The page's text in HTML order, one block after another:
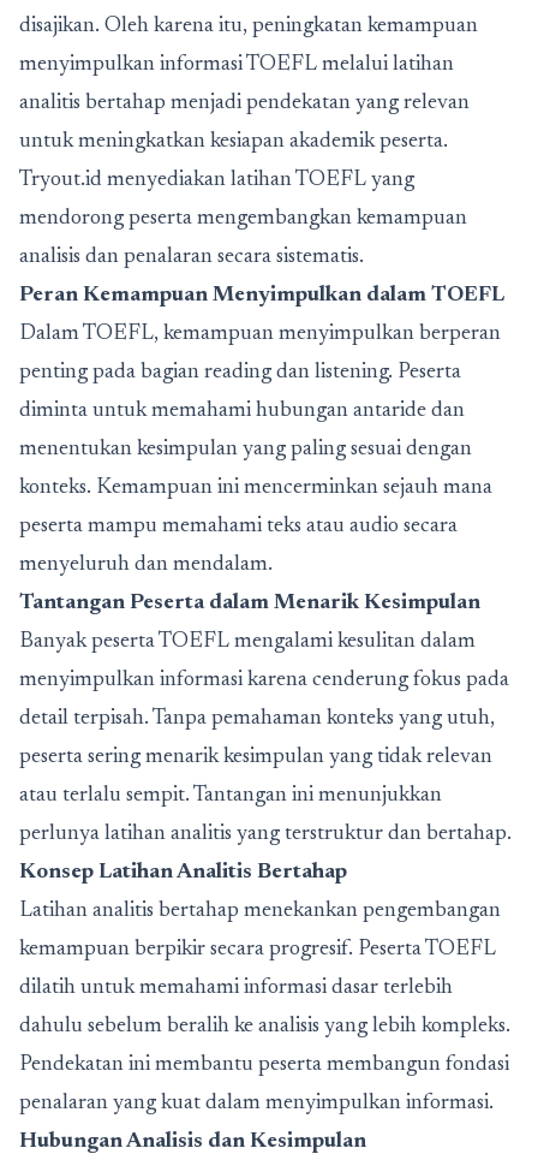
disajikan. Oleh karena itu, peningkatan kemampuan
menyimpulkan informasi TOEFL melalui latihan
analitis bertahap menjadi pendekatan yang relevan
untuk meningkatkan kesiapan akademik peserta.
Tryout.id menyediakan latihan TOEFL yang
mendorong peserta mengembangkan kemampuan
analisis dan penalaran secara sistematis.
Peran Kemampuan Menyimpulkan dalam TOEFL
Dalam TOEFL, kemampuan menyimpulkan berperan
penting pada bagian reading dan listening. Peserta
diminta untuk memahami hubungan antaride dan
menentukan kesimpulan yang paling sesuai dengan
konteks. Kemampuan ini mencerminkan sejauh mana
peserta mampu memahami teks atau audio secara
menyeluruh dan mendalam.
Tantangan Peserta dalam Menarik Kesimpulan
Banyak peserta TOEFL mengalami kesulitan dalam
menyimpulkan informasi karena cenderung fokus pada
detail terpisah. Tanpa pemahaman konteks yang utuh,
peserta sering menarik kesimpulan yang tidak relevan
atau terlalu sempit. Tantangan ini menunjukkan
perlunya latihan analitis yang terstruktur dan bertahap.
Konsep Latihan Analitis Bertahap
Latihan analitis bertahap menekankan pengembangan
kemampuan berpikir secara progresif. Peserta TOEFL
dilatih untuk memahami informasi dasar terlebih
dahulu sebelum beralih ke analisis yang lebih kompleks.
Pendekatan ini membantu peserta membangun fondasi
penalaran yang kuat dalam menyimpulkan informasi.
Hubungan Analisis dan Kesimpulan